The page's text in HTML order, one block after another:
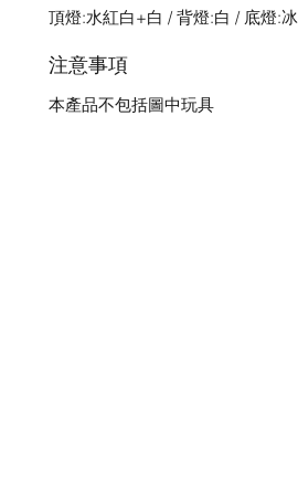
頂燈:水紅白+白 / 背燈:白 / 底燈:
注意事項
本產品不包括圖中玩具